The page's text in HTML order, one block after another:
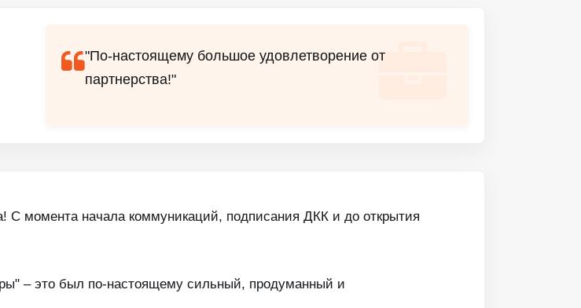
"По-настоящему большое удовлетворение от
партнерства!"
С момента начала коммуникаций, подписания ДКК и до открытия
– это был по-настоящему сильный, продуманный и